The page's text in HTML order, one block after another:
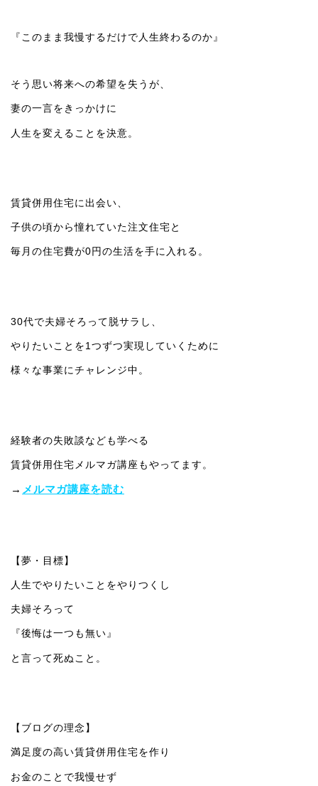
『このまま我慢するだけで人生終わるのか』
そう思い将来への希望を失うが、
妻の一言をきっかけに
人生を変えることを決意。
賃貸併用住宅に出会い、
子供の頃から憧れていた注文住宅と
毎月の住宅費が0円の生活を手に入れる。
30代で夫婦そろって脱サラし、
やりたいことを1つずつ実現していくために
様々な事業にチャレンジ中。
経験者の失敗談なども学べる
賃貸併用住宅メルマガ講座もやってます。
→ メルマガ講座を読む
【夢・目標】
人生でやりたいことをやりつくし
夫婦そろって
『後悔は一つも無い』
と言って死ぬこと。
【ブログの理念】
満足度の高い賃貸併用住宅を作り
お金のことで我慢せず